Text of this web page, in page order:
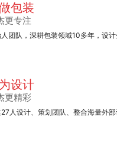
手提纸袋系列
精装书籍画册定制
包装
更专注
团队，深耕包装领域10多年，设
设计
更精彩
人设计、策划团队、整合海量外